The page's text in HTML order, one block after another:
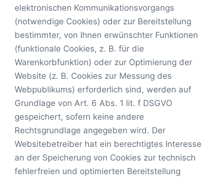
elektronischen Kommunikationsvorgangs
(notwendige Cookies) oder zur Bereitstellung
bestimmter, von Ihnen erwünschter Funktionen
(funktionale Cookies, z. B. für die
Warenkorbfunktion) oder zur Optimierung der
Website (z. B. Cookies zur Messung des
Webpublikums) erforderlich sind, werden auf
Grundlage von Art. 6 Abs. 1 lit. f DSGVO
gespeichert, sofern keine andere
Rechtsgrundlage angegeben wird. Der
Websitebetreiber hat ein berechtigtes Interesse
an der Speicherung von Cookies zur technisch
fehlerfreien und optimierten Bereitstellung